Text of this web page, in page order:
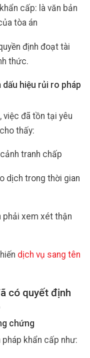
cấp: là văn bản
tòa án
định đoạt tài
thức.
dấu hiệu rủi ro pháp
việc đã tồn tại yêu
thấy:
tranh chấp
dịch trong thời gian
phải xem xét thận
dịch vụ sang tên
có quyết định
chứng
khẩn cấp như: